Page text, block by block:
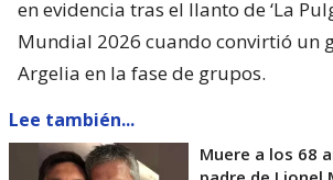
en evidencia tras el llanto de ‘La
Mundial 2026 cuando convirtió un
Argelia en la fase de grupos.
Lee también...
Muere a los 68